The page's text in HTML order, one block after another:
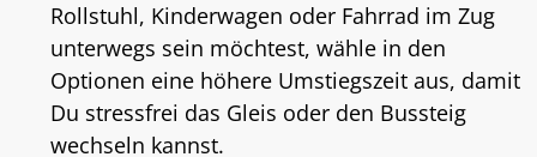
Rollstuhl, Kinderwagen oder Fahrrad im Zug
unterwegs sein möchtest, wähle in den
Optionen eine höhere Umstiegszeit aus, damit
Du stressfrei das Gleis oder den Bussteig
wechseln kannst.